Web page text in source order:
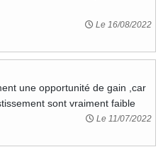
Le 16/08/2022
une opportunité de gain ,car
sont vraiment faible
Le 11/07/2022